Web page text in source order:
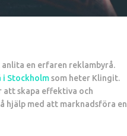
en erfaren reklambyrå.
i Stockholmsom heter Klingit.
att skapa effektiva och
hjälp med att marknadsföra en